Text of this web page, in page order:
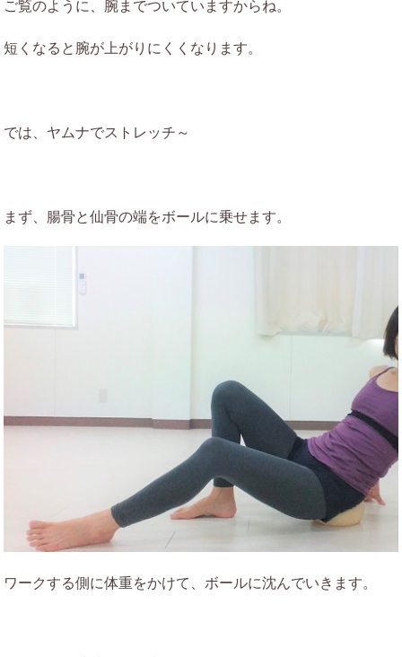
ご覧のように、腕までついていますからね。
短くなると腕が上がりにくくなります。
では、ヤムナでストレッチ～
まず、腸骨と仙骨の端をボールに乗せます。
ワークする側に体重をかけて、ボールに沈んでいきます。